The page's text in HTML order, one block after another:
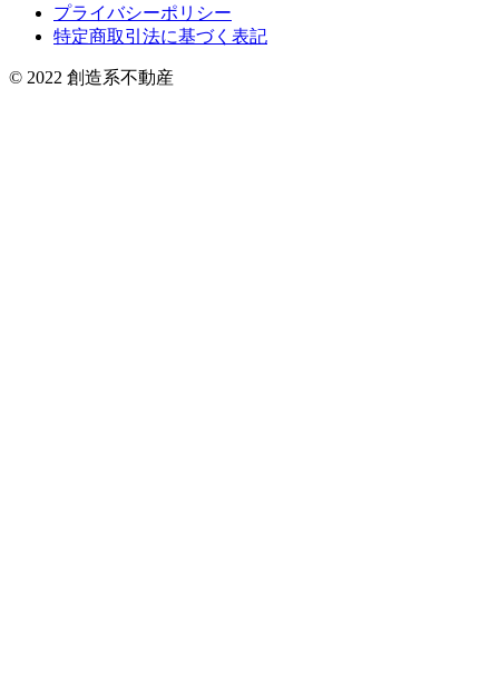
プライバシーポリシー
特定商取引法に基づく表記
© 2022 創造系不動産